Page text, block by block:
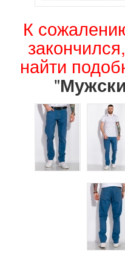
К
найти
"